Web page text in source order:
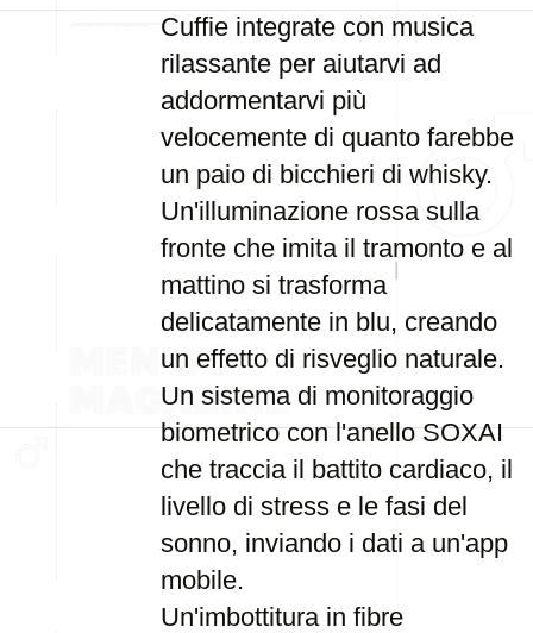
Cuffie integrate con musica
rilassante per aiutarvi ad
addormentarvi più
velocemente di quanto farebbe
un paio di bicchieri di whisky.
Un'illuminazione rossa sulla
fronte che imita il tramonto e al
mattino si trasforma
delicatamente in blu, creando
un effetto di risveglio naturale.
Un sistema di monitoraggio
biometrico con l'anello SOXAI
che traccia il battito cardiaco, il
livello di stress e le fasi del
sonno, inviando i dati a un'app
mobile.
Un'imbottitura in fibre